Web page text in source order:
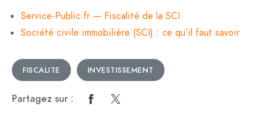
Service-Public.fr — Fiscalité de la SCI
Société civile immobilière (SCI) : ce qu’il faut savoir
FISCALITE INVESTISSEMENT
Partagez sur :